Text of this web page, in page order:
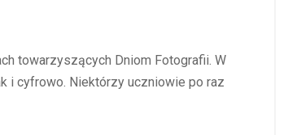
towarzyszących Dniom Fotografii. W
i cyfrowo. Niektórzy uczniowie po raz